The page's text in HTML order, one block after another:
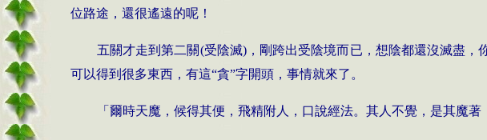
位路途，還很遙遠的呢！
五關才走到第二關(受陰滅)，剛跨出受陰境而已，想陰都還沒滅盡，
可以得到很多東西，有這“貪”字開頭，事情就來了。
「爾時天魔，候得其便，飛精附人，口說經法。其人不覺，是其